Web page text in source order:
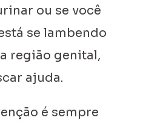
ou se você
se lambendo
região genital,
ajuda.
é sempre